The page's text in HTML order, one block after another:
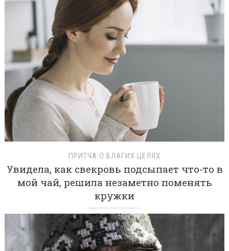
ПРИТЧА О БЛАГИХ ЦЕЛЯХ
Увидела, как свекровь подсыпает что-то в
мой чай, решила незаметно поменять
кружки